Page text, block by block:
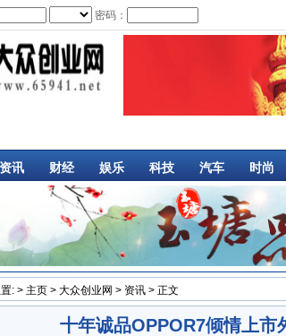
密码：
资讯 财经 娱乐 科技 汽车 时尚
: > 主页 > 大众创业网 > 资讯 > 正文
十年诚品OPPOR7倾情上市